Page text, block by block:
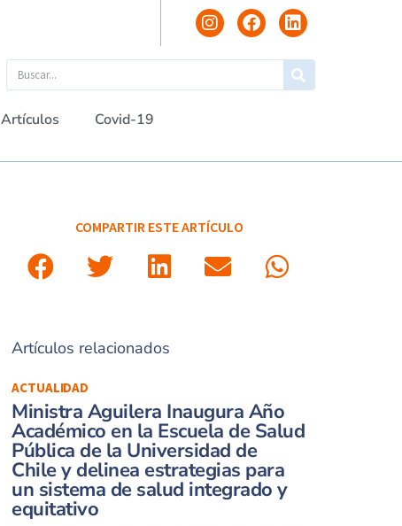
Artículos Covid-19
COMPARTIR ESTE ARTÍCULO
Artículos relacionados
ACTUALIDAD
Ministra Aguilera Inaugura Año
Académico en la Escuela de Salud
Pública de la Universidad de
Chile y delinea estrategias para
un sistema de salud integrado y
equitativo